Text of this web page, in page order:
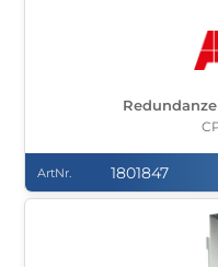
ArtNr. 1801847